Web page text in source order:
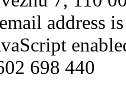
address
698 440